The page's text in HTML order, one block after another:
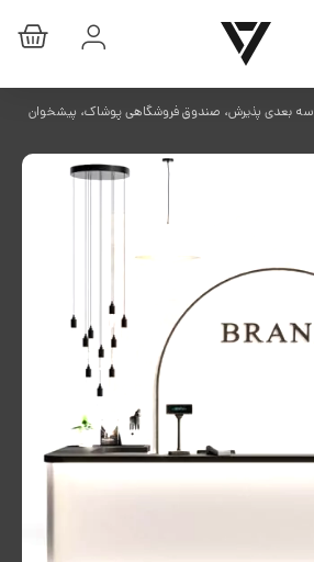
بعدی پذیرش، صندوق فروشگاهی پوشاک، پیشخوان